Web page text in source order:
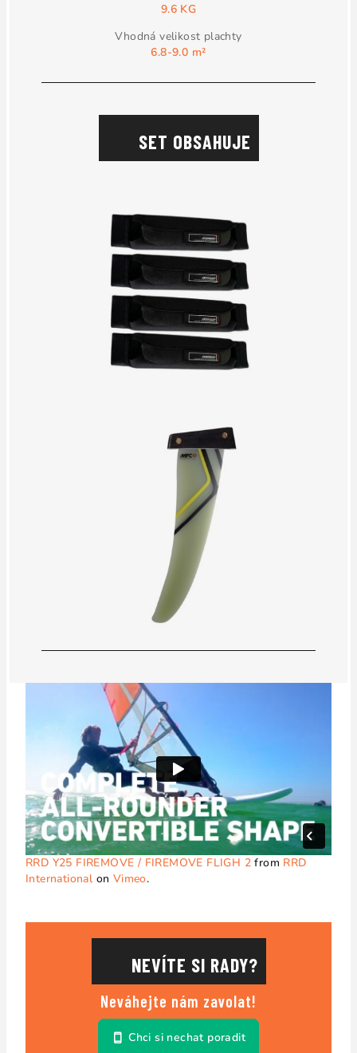
9.6 KG
6.8-9.0 m²
SET OBSAHUJE
RRD Y25 FIREMOVE / FIREMOVE FLIGH 2 from RRD
International on Vimeo.
NEVÍTE SI RADY?
Neváhejte nám zavolat!
Chci si nechat poradit